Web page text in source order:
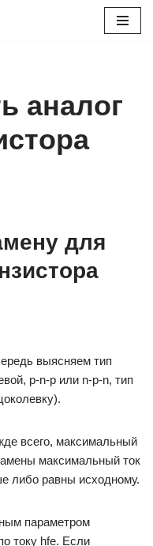
аналог
для
выясняем тип
p-n-p или n-p-n, тип
всего, максимальный
максимальный ток
либо равны исходному.
параметром
току hfe. Если